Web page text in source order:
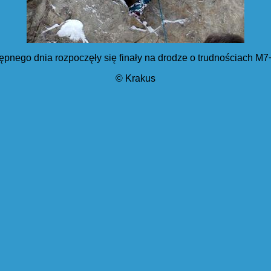
dnia rozpoczęły się finały na drodze o trudnościach
© Krakus